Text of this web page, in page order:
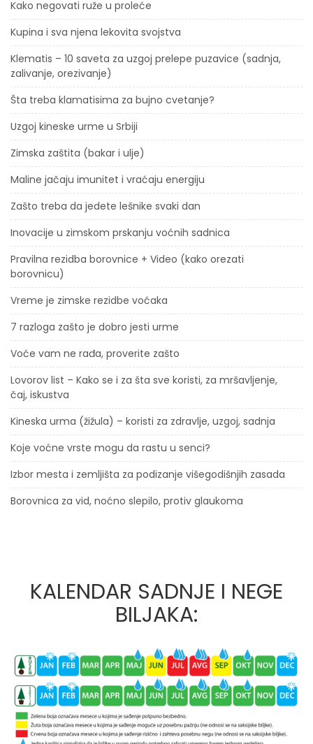
Kako negovati ruže u proleće
Kupina i sva njena lekovita svojstva
Klematis – 10 saveta za uzgoj prelepe puzavice (sadnja,
zalivanje, orezivanje)
Šta treba klamatisima za bujno cvetanje?
Uzgoj kineske urme u Srbiji
Zimska zaštita (bakar i ulje)
Maline jačaju imunitet i vraćaju energiju
Zašto treba da jedete lešnike svaki dan
Inovacije u zimskom prskanju voćnih sadnica
Pravilna rezidba borovnice + Video (kako orezati
borovnicu)
Vreme je zimske rezidbe voćaka
7 razloga zašto je dobro jesti urme
Voće vam ne rađa, proverite zašto
Lovorov list – Kako se i za šta sve koristi, za mršavljenje,
čaj, iskustva
Kineska urma (žižula) – koristi za zdravlje, uzgoj, sadnja
Koje voćne vrste mogu da rastu u senci?
Izbor mesta i zemljišta za podizanje višegodišnjih zasada
Borovnica za vid, noćno slepilo, protiv glaukoma
KALENDAR SADNJE I NEGE
BILJAKA: